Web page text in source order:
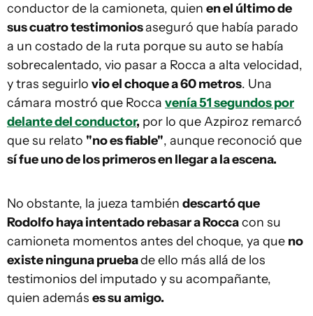
conductor de la camioneta, quien en el último de
sus cuatro testimoniosaseguró que había parado
a un costado de la ruta porque su auto se había
sobrecalentado, vio pasar a Rocca a alta velocidad,
y tras seguirlo vio el choque a 60 metros. Una
cámara mostró que Rocca venía 51 segundos por
delante del conductor, por lo que Azpiroz remarcó
que su relato "no es fiable", aunque reconoció que
sí fue uno de los primeros en llegar a la escena.
No obstante, la jueza también descartó que
Rodolfo haya intentado rebasar a Roccacon su
camioneta momentos antes del choque, ya que no
existe ninguna pruebade ello más allá de los
testimonios del imputado y su acompañante,
quien además es su amigo.